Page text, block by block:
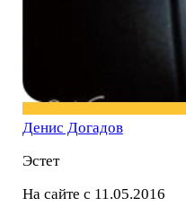
Денис Догадов
Эстет
На сайте с 11.05.2016